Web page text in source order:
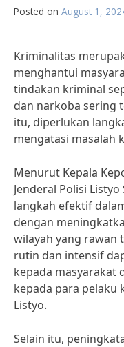
Posted on August 1,
Kriminalitas
menghantui
tindakan kriminal
dan narkoba sering
itu, diperlukan
mengatasi masalah
Menurut Kepala
Jenderal Polisi
langkah efektif
dengan
wilayah yang rawan
rutin dan intensif
kepada masyarakat
kepada para pelaku
Listyo.
Selain itu,